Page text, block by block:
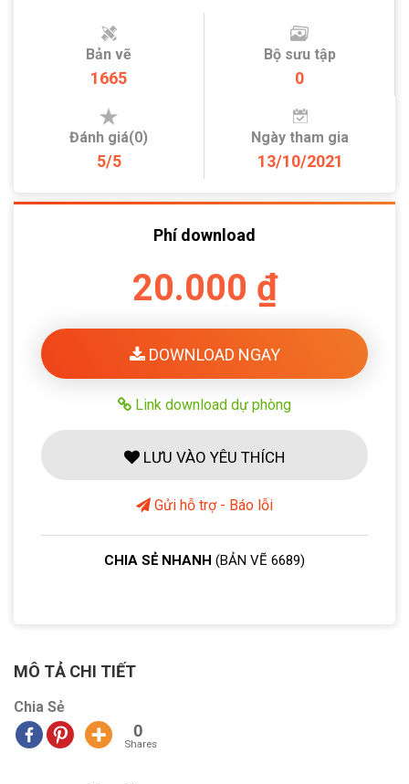
Bản vẽ
1665
Bộ sưu tập
0
Đánh giá(0)
5/5
Ngày tham gia
13/10/2021
Phí download
20.000 ₫
DOWNLOAD NGAY
Link download dự phòng
LƯU VÀO YÊU THÍCH
Gửi hỗ trợ - Báo lỗi
CHIA SẺ NHANH (BẢN VẼ 6689)
MÔ TẢ CHI TIẾT
Chia Sẻ
0
Shares